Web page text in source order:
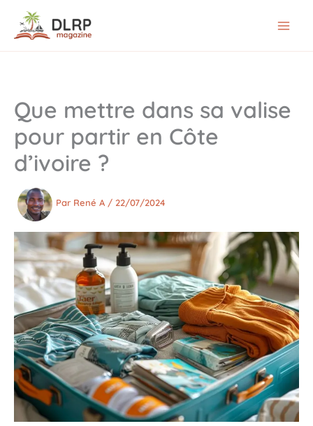
Que mettre dans sa valise
pour partir en Côte
d’ivoire ?
Par René A / 22/07/2024